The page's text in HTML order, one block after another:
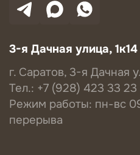
3-я Дачная улица, 1к14
г. Саратов, 3-я Дачная
Тел.: +7 (928) 423 33 23
Режим работы: пн-вс
перерыва